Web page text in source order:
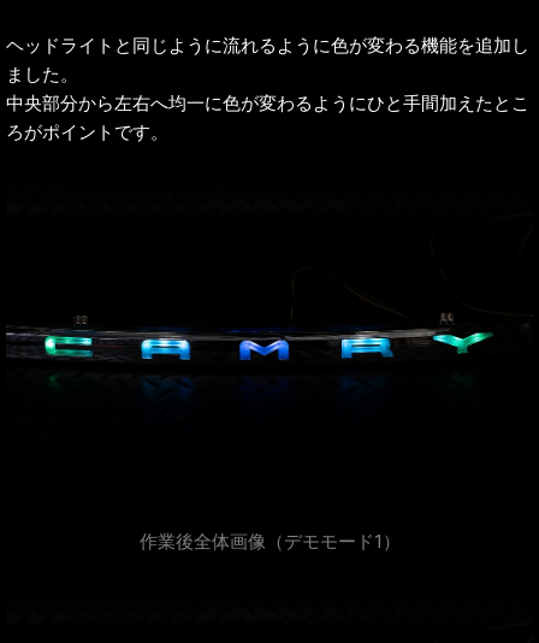
ヘッドライトと同じように流れるように色が変わる機能を追加し
ました。
中央部分から左右へ均一に色が変わるようにひと手間加えたとこ
ろがポイントです。
作業後全体画像（デモモード1）